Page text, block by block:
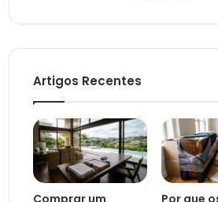
Artigos Recentes
Comprar um
Por que